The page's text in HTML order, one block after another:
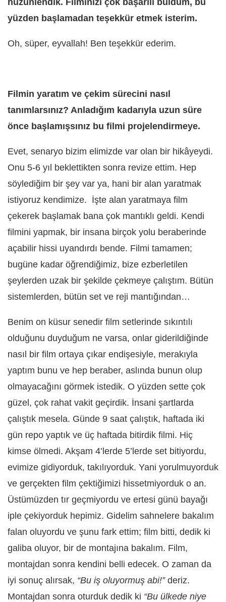
yüzden başlamadan teşekkür etmek isterim.
Oh, süper, eyvallah! Ben teşekkür ederim.
Filmin yaratım ve çekim sürecini nasıl
tanımlarsınız? Anladığım kadarıyla uzun süre
önce başlamışsınız bu filmi projelendirmeye.
Evet, senaryo bizim elimizde var olan bir hikâyeydi.
Onu 5-6 yıl beklettikten sonra revize ettim. Hep
söylediğim bir şey var ya, hani bir alan yaratmak
istiyoruz kendimize. İşte alan yaratmaya film
çekerek başlamak bana çok mantıklı geldi. Kendi
filmini yapmak, bir insana birçok yolu beraberinde
açabilir hissi uyandırdı bende. Filmi tamamen;
bugüne kadar öğrendiğimiz, bize ezberletilen
şeylerden uzak bir şekilde çekmeye çalıştım. Bütün
sistemlerden, bütün set ve reji mantığından…
Benim on küsur senedir film setlerinde sıkıntılı
olduğunu duyduğum ne varsa, onlar giderildiğinde
nasıl bir film ortaya çıkar endişesiyle, merakıyla
yaptım bunu ve hep beraber, aslında bunun olup
olmayacağını görmek istedik. O yüzden sette çok
güzel, çok rahat vakit geçirdik. İnsani şartlarda
çalıştık mesela. Günde 9 saat çalıştık, haftada iki
gün repo yaptık ve üç haftada bitirdik filmi. Hiç
kimse ölmedi. Akşam 4’lerde 5’lerde set bitiyordu,
evimize gidiyorduk, takılıyorduk. Yani yorulmuyorduk
ve gerçekten film çektiğimizi hissetmiyorduk o an.
Üstümüzden tır geçmiyordu ve ertesi günü bayağı
iple çekiyorduk hepimiz. Gidelim sahnelere bakalım
falan oluyordu ve şunu fark ettim; film bitti, dedik ki
galiba oluyor, bir de montajına bakalım. Film,
montajdan sonra kendini belli edecek. O zaman da
iyi sonuç alırsak, “Bu iş oluyormuş abi!”deriz.
Montajdan sonra oturduk dedik ki “Bu ülkede niye